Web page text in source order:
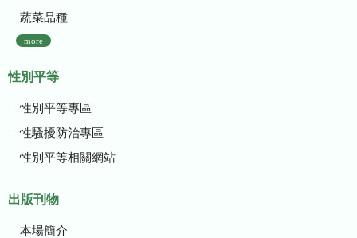
蔬菜品種
more
性別平等
性別平等專區
性騷擾防治專區
性別平等相關網站
出版刊物
本場簡介